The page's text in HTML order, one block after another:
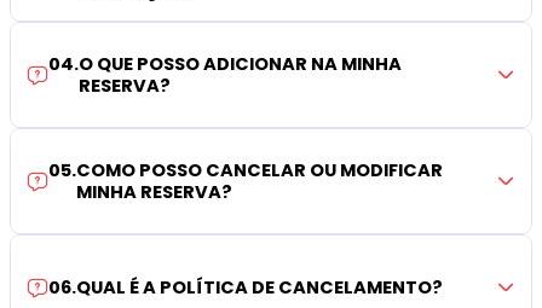
04.O QUE POSSO ADICIONAR NA MINHA
RESERVA?
05.COMO POSSO CANCELAR OU MODIFICAR
MINHA RESERVA?
06.QUAL É A POLÍTICA DE CANCELAMENTO?